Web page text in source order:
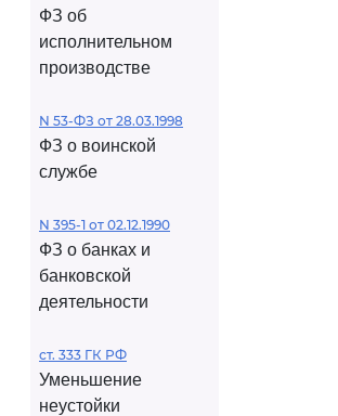
ФЗ об
исполнительном
производстве
N 53-ФЗ от 28.03.1998
ФЗ о воинской
службе
N 395-1 от 02.12.1990
ФЗ о банках и
банковской
деятельности
ст. 333 ГК РФ
Уменьшение
неустойки